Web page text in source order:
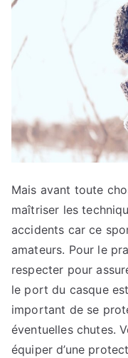
Mais avant toute
maîtriser les
accidents car ce
amateurs. Pour le
respecter pour
le port du casque
important de se
éventuelles chutes.
équiper d’une